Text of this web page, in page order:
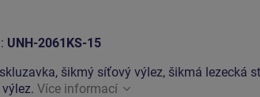
UNH-2061KS-15
šikmý síťový výlez, šikmá lezecká
Více informací